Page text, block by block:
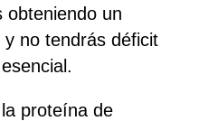
un
no tendrás déficit
proteína de